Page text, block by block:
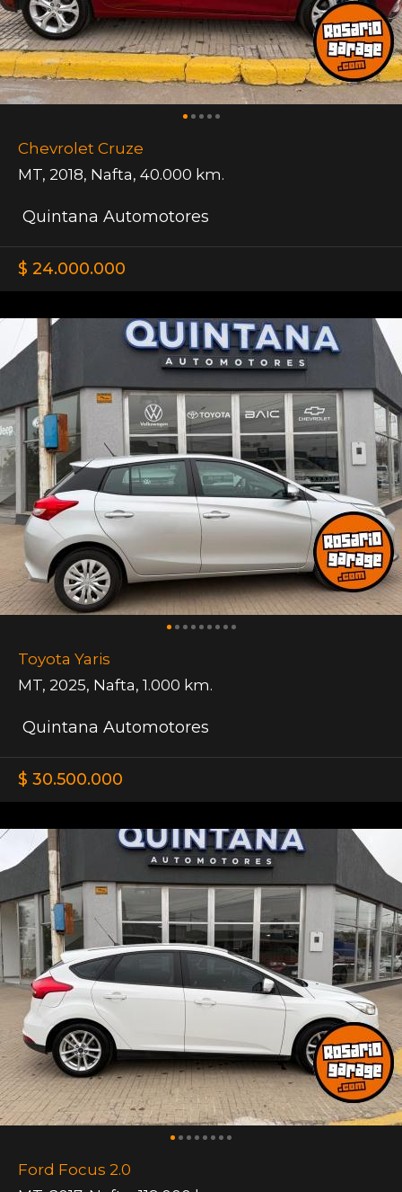
Chevrolet Cruze
MT, 2018, Nafta, 40.000 km.
Quintana Automotores
$ 24.000.000
Toyota Yaris
MT, 2025, Nafta, 1.000 km.
Quintana Automotores
$ 30.500.000
Ford Focus 2.0